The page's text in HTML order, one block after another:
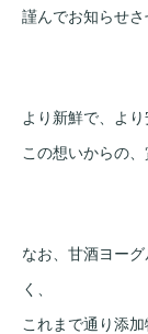
謹んでお知らせさ
より新鮮で、よ
この想いからの、
なお、甘酒ヨー
く、
これまで通り添